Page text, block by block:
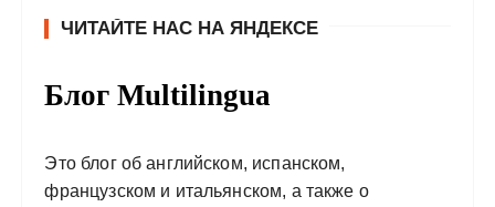
ЧИТАЙТЕ НАС НА ЯНДЕКСЕ
Блог Multilingua
Это блог об английском, испанском,
французском и итальянском, а также о